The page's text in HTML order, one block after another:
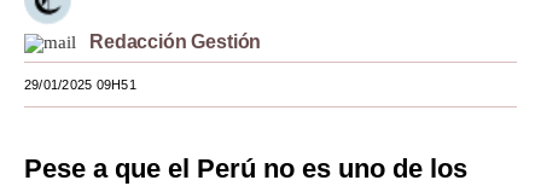
Estilos
Mundo
México
Redacción Gestión
29/01/2025 09H51
Pese a que el Perú no es uno de los